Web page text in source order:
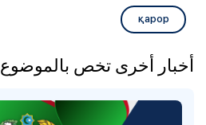
қарор
أخبار أخرى تخص بالموضوع